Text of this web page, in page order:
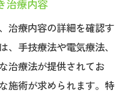
治療内容
治療内容の詳細を確認す
、手技療法や電気療法、
治療法が提供されてお
施術が求められます。特